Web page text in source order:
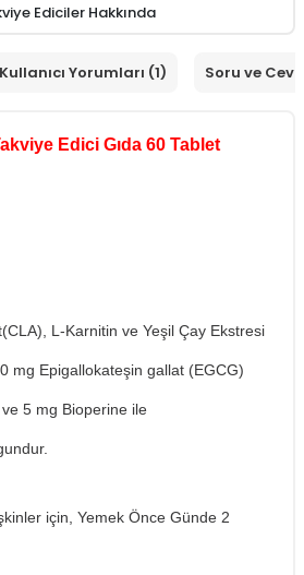
Ediciler Hakkında
Kullanıcı Yorumları (1) Soru ve
Edici Gıda 60 Tablet
L-Karnitin ve Yeşil Çay Ekstresi
mg Epigallokateşin gallat (EGCG)
ve 5 mg Bioperine ile
için, Yemek Önce Günde 2